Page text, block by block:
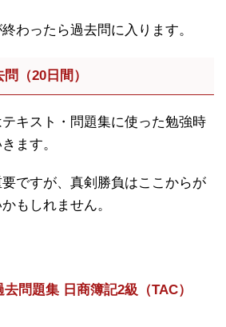
わったら過去問に入ります。
（20日間）
キスト・問題集に使った勉強時
ます。
ですが、真剣勝負はここからが
もしれません。
問題集 日商簿記2級（TAC）